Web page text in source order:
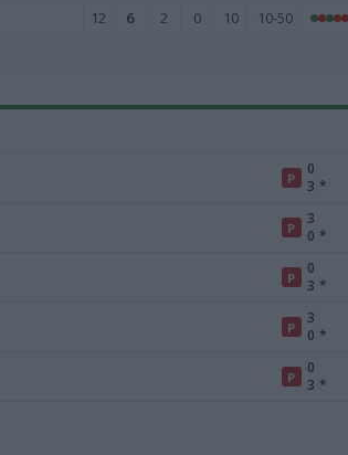
12 6 2 0 10 10-50
P
0
3 *
P
3
0 *
P
0
3 *
P
3
0 *
P
0
3 *